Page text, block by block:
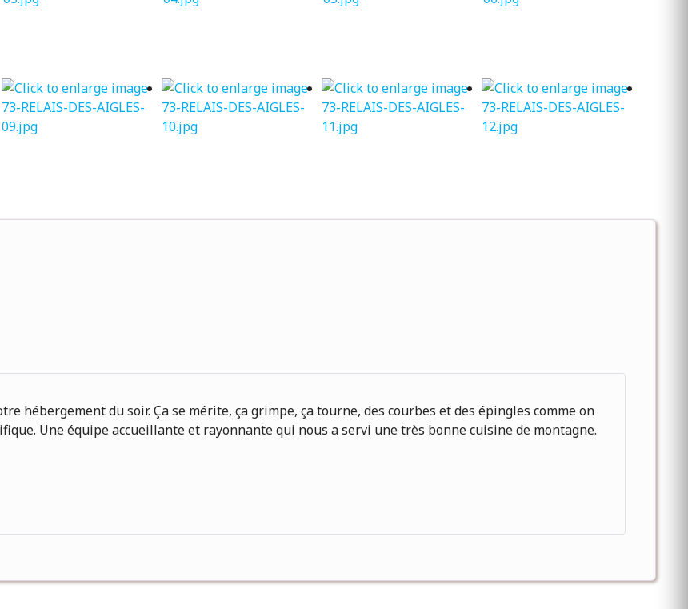
hébergement du soir. Ça se mérite, ça grimpe, ça tourne, des courbes et des épingles comme on
Une équipe accueillante et rayonnante qui nous a servi une très bonne cuisine de montagne.